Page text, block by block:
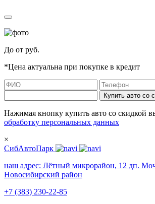
До от руб.
*Цена актуальна при покупке в кредит
Купить авто со
Нажимая кнопку купить авто со скидкой
обработку персональных данных
×
СибАвтоПарк
наш адрес: Лётный микрорайон, 12 дп.
Новосибирский район
+7 (383) 230-22-85